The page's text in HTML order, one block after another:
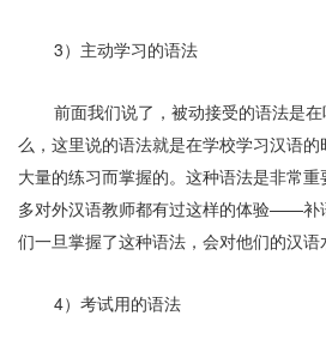
3）主动学习的语法
前面我们说了，被动接受的语法是
么，这里说的语法就是在学校学习汉语
大量的练习而掌握的。这种语法是非常
多对外汉语教师都有过这样的体验——补
们一旦掌握了这种语法，会对他们的汉语
4）考试用的语法